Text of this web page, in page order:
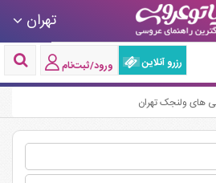
تهران
رزرو آنلاین ورود/ثبت‌نام
های ولنجک تهران